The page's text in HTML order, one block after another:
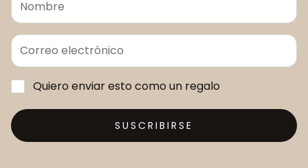
Quiero enviar esto como un regalo
SUSCRIBIRSE